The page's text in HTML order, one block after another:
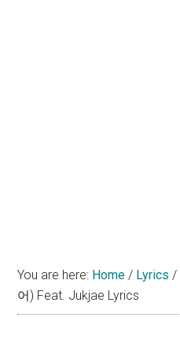
You are here: Home / Lyrics /
어) Feat. Jukjae Lyrics